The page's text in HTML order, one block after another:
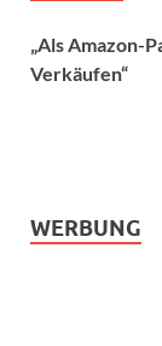
„Als Amazon-
Verkäufen“
WERBUNG